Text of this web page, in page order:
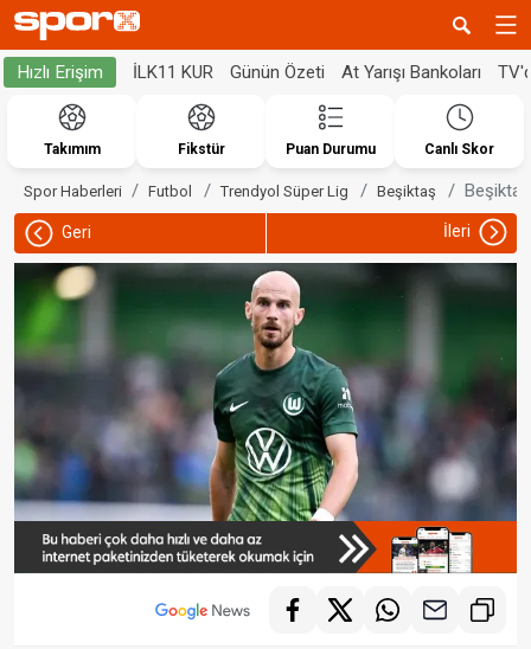
Hızlı Erişim İLK11 KUR Günün Özeti At Yarışı Bankoları
Takımım Fikstür Puan Durumu Canlı Skor
Spor Haberleri Futbol Trendyol Süper Lig Beşiktaş
Geri İleri